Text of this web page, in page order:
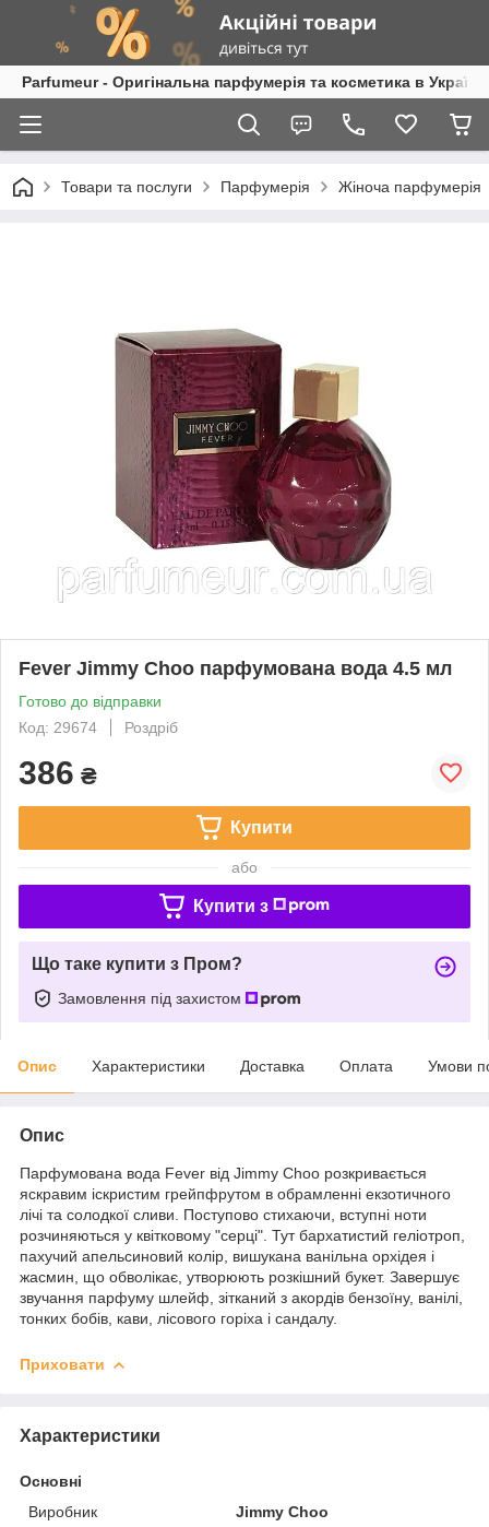
Parfumeur - Оригінальна парфумерія та косметика в Україні
Товари та послуги Парфумерія Жіноча парфумерія
Fever Jimmy Choo парфумована вода 4.5 мл
Готово до відправки
Код: 29674
Роздріб
386 ₴
Купити
або
Купити з
Що таке купити з Пром?
Замовлення під захистом
Опис Характеристики Доставка Оплата Умови
Опис
Парфумована вода Fever від Jimmy Choo розкривається
яскравим іскристим грейпфрутом в обрамленні екзотичного
лічі та солодкої сливи. Поступово стихаючи, вступні ноти
розчиняються у квітковому "серці". Тут бархатистий геліотроп,
пахучий апельсиновий колір, вишукана ванільна орхідея і
жасмин, що обволікає, утворюють розкішний букет. Завершує
звучання парфуму шлейф, зітканий з акордів бензоїну, ванілі,
тонких бобів, кави, лісового горіха і сандалу.
Приховати
Характеристики
Основні
Виробник
Jimmy Choo